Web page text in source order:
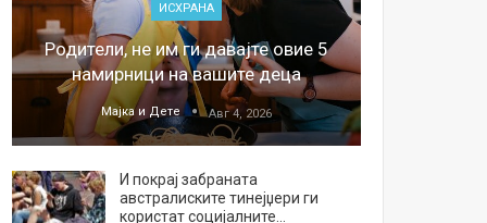
ИСХРАНА
Родители, не им ги давајте овие 5
намирници на вашите деца
Мајка и Дете Авг 4, 2026
И покрај забраната
австралиските тинејџери ги
користат социјалните…